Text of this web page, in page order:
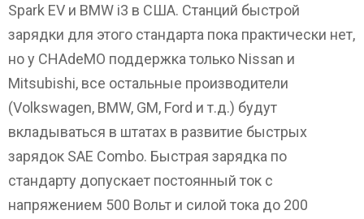
Spark EV и BMW i3 в США. Станций быстрой
зарядки для этого стандарта пока практически нет,
но у CHAdeMO поддержка только Nissan и
Mitsubishi, все остальные производители
(Volkswagen, BMW, GM, Ford и т.д.) будут
вкладываться в штатах в развитие быстрых
зарядок SAE Combo. Быстрая зарядка по
стандарту допускает постоянный ток с
напряжением 500 Вольт и силой тока до 200